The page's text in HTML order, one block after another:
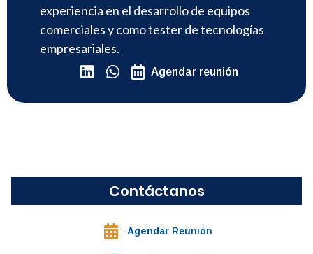
experiencia en el desarrollo de equipos
comerciales y como tester de tecnologías
empresariales.
Agendar reunión
Contáctanos
Agendar Reunión